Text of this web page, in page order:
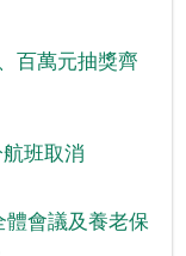
百萬元抽獎齊
班取消
會議及養老保